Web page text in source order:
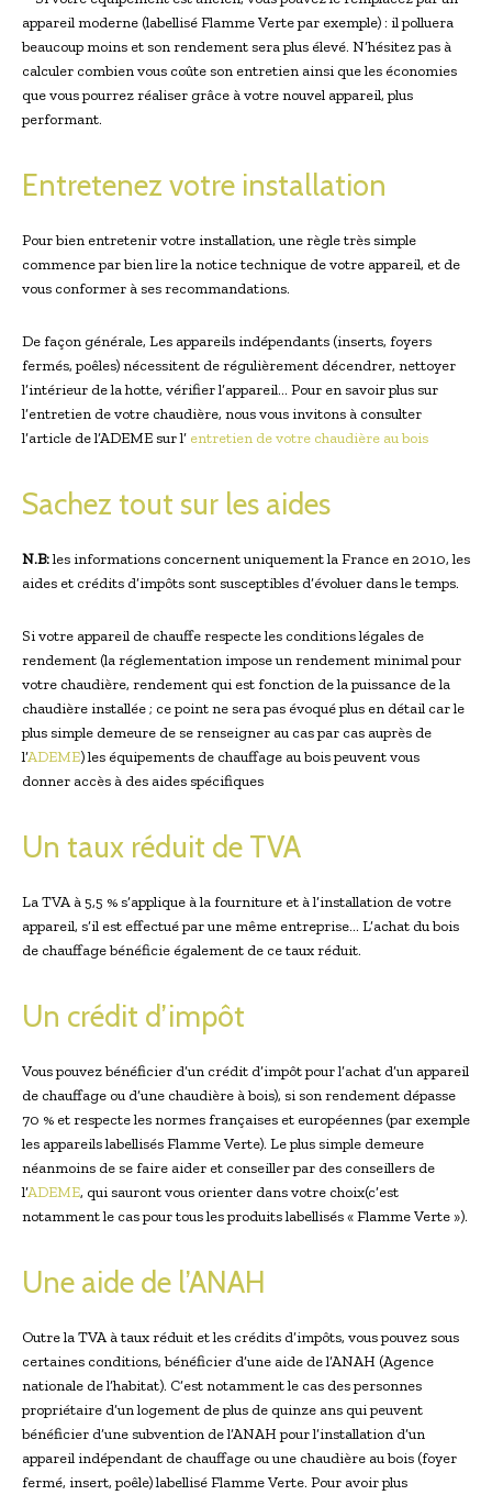
appareil moderne (labellisé Flamme Verte par exemple) : il polluera
beaucoup moins et son rendement sera plus élevé. N’hésitez pas à
calculer combien vous coûte son entretien ainsi que les économies
que vous pourrez réaliser grâce à votre nouvel appareil, plus
performant.
Entretenez votre installation
Pour bien entretenir votre installation, une règle très simple
commence par bien lire la notice technique de votre appareil, et de
vous conformer à ses recommandations.
De façon générale, Les appareils indépendants (inserts, foyers
fermés, poêles) nécessitent de régulièrement décendrer, nettoyer
l’intérieur de la hotte, vérifier l’appareil… Pour en savoir plus sur
l’entretien de votre chaudière, nous vous invitons à consulter
l’article de l’ADEME sur l’ entretien de votre chaudière au bois
Sachez tout sur les aides
N.B:les informations concernent uniquement la France en 2010, les
aides et crédits d’impôts sont susceptibles d’évoluer dans le temps.
Si votre appareil de chauffe respecte les conditions légales de
rendement (la réglementation impose un rendement minimal pour
votre chaudière, rendement qui est fonction de la puissance de la
chaudière installée ; ce point ne sera pas évoqué plus en détail car le
plus simple demeure de se renseigner au cas par cas auprès de
l’ADEME) les équipements de chauffage au bois peuvent vous
donner accès à des aides spécifiques
Un taux réduit de TVA
La TVA à 5,5 % s’applique à la fourniture et à l’installation de votre
appareil, s’il est effectué par une même entreprise… L’achat du bois
de chauffage bénéficie également de ce taux réduit.
Un crédit d’impôt
Vous pouvez bénéficier d’un crédit d’impôt pour l’achat d’un appareil
de chauffage ou d’une chaudière à bois), si son rendement dépasse
70 % et respecte les normes françaises et européennes (par exemple
les appareils labellisés Flamme Verte). Le plus simple demeure
néanmoins de se faire aider et conseiller par des conseillers de
l’ADEME, qui sauront vous orienter dans votre choix(c’est
notamment le cas pour tous les produits labellisés « Flamme Verte »).
Une aide de l’ANAH
Outre la TVA à taux réduit et les crédits d’impôts, vous pouvez sous
certaines conditions, bénéficier d’une aide de l’ANAH (Agence
nationale de l’habitat). C’est notamment le cas des personnes
propriétaire d’un logement de plus de quinze ans qui peuvent
bénéficier d’une subvention de l’ANAH pour l’installation d’un
appareil indépendant de chauffage ou une chaudière au bois (foyer
fermé, insert, poêle) labellisé Flamme Verte. Pour avoir plus